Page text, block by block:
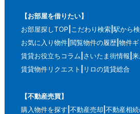
【お部屋を借りたい】
お部屋探しTOP こだわり検索 駅から
お気に入り物件 閲覧物件の履歴 物件
賃貸お役立ちコラム さいたま街情報
賃貸物件リクエスト
リロの賃貸総合
【不動産売買】
購入物件を探す 不動産売却 不動産相